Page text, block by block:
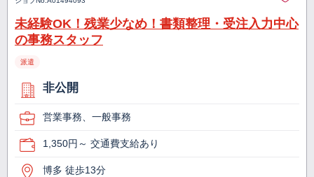
未経験OK！残業少なめ！書類整理・受注入力中心
の事務スタッフ
派遣
非公開
営業事務、一般事務
1,350円～ 交通費支給あり
博多 徒歩13分